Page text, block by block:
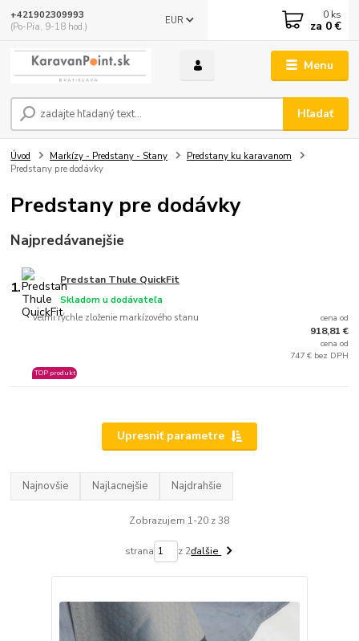
Menu
EUR
Hľadať
+421902309993
(Po-Pia, 9-18 hod.)
0 ks
za 0 €
Úvod Markízy - Predstany - Stany
Predstany ku karavanom
Predstany pre dodávky
Predstany pre dodávky
Najpredávanejšie
1. Predstan Thule QuickFit
Veľmi rýchle zloženie markízového stanu
Skladom u dodávateľa
TOP produkt
cena od
918,81 €
cena od
747 € bez DPH
Upresniť parametre
Najnovšie Najlacnejšie Najdrahšie
Zobrazujem 1-20 z 38
strana z 2ďalšie